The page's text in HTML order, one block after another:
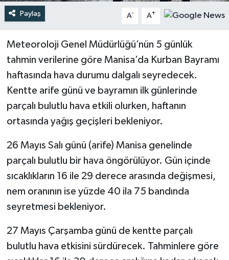
Paylaş A- A+
Meteoroloji Genel Müdürlüğü’nün 5 günlük
tahmin verilerine göre Manisa’da Kurban Bayramı
haftasında hava durumu dalgalı seyredecek.
Kentte arife günü ve bayramın ilk günlerinde
parçalı bulutlu hava etkili olurken, haftanın
ortasında yağış geçişleri bekleniyor.
26 Mayıs Salı günü (arife) Manisa genelinde
parçalı bulutlu bir hava öngörülüyor. Gün içinde
sıcaklıkların 16 ile 29 derece arasında değişmesi,
nem oranının ise yüzde 40 ila 75 bandında
seyretmesi bekleniyor.
27 Mayıs Çarşamba günü de kentte parçalı
bulutlu hava etkisini sürdürecek. Tahminlere göre